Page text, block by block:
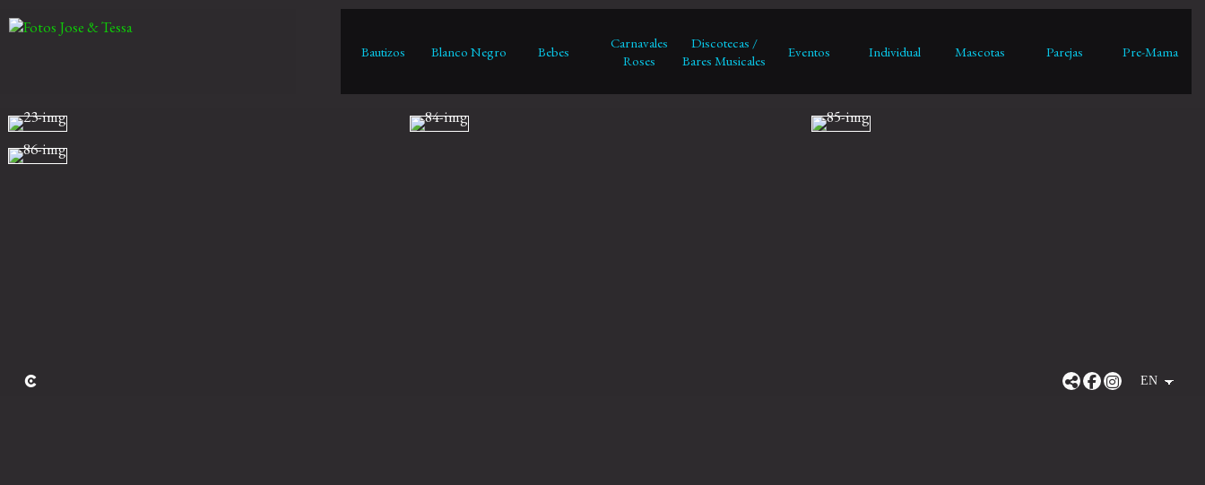
Bautizos Blanco Negro Bebes
Carnavales
Roses
Discotecas /
Bares Musicales
Eventos Individual Mascotas Parejas Pre-Mama